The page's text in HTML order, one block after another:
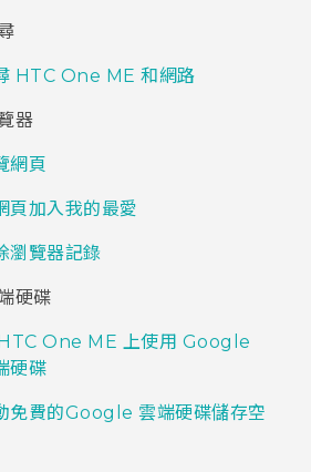
HTC One ME 和網路
器
網頁
頁加入我的最愛
瀏覽器記錄
硬碟
One ME 上使用 Google
硬碟
免費的Google 雲端硬碟儲存空